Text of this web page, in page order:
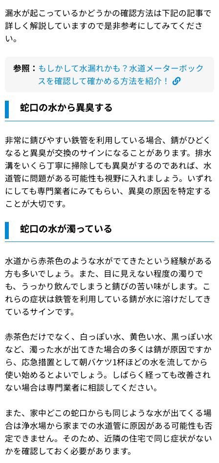
漏水が起こっているかどうかの確認方法は下記の記事で
詳しく解説していますので是非参考にしてみてくださ
い。
参照： もしかして水漏れかも？水道メーターボック
スを確認して確かめる方法を紹介！
蛇口の水から異臭する
非常に錆びやすい鉄管を利用している場合、錆がひどく
なると異臭が交換のサインになることがあります。排水
溝をいくら丁寧に掃除しても異臭がするのであれば、水
道管に問題がある可能性も視野に入れましょう。いずれ
にしても専門業者にみてもらい、異臭の原因を特定する
ことが大切です。
蛇口の水が濁っている
水道から赤茶色のような水がでてきたという経験がある
方も多いでしょう。また、目に見えない程度の濁りで
も、うっかり飲んでしまうと錆びの苦い味がします。こ
れらの症状は鉄管を利用している錆が水に溶けだしてき
ているサインです。
赤茶色だけでなく、白っぽい水、黄色い水、黒っぽい水
など、濁った水が出てきた場合の多くは錆が原因ですか
ら、応急措置として朝バケツ1杯ほどの水を流してから
使い始めるとよいでしょう。しばらく経っても改善され
ない場合は専門業者に相談してください。
また、家中どこの蛇口からも同じような水が出てくる場
合は浄水場から家までの水道管に原因がある可能性も否
定できません。そのため、近隣の住宅で同じ症状がない
かを確認しておく必要があります。